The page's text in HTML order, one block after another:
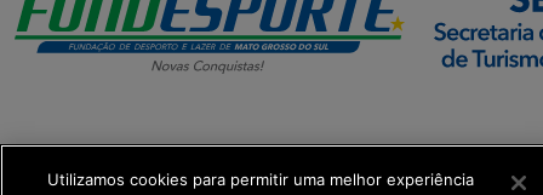
Executiva de
Transformação Digital
Utilizamos cookies para permitir uma melhor experiência